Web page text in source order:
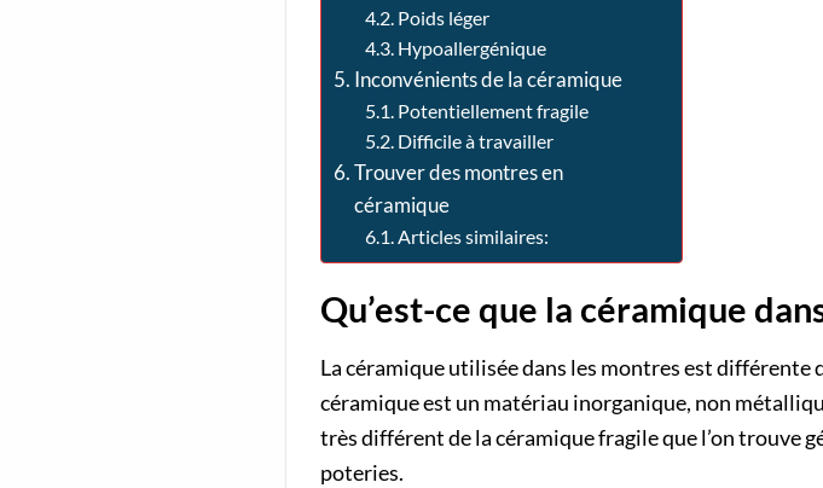
Poids léger
Hypoallergénique
Inconvénients de la céramique
Potentiellement fragile
Difficile à travailler
Trouver des montres en
céramique
Articles similaires:
Qu’est-ce que la céramique
La céramique utilisée dans les montres est différente
céramique est un matériau inorganique, non
très différent de la céramique fragile que l’on trouve
poteries.